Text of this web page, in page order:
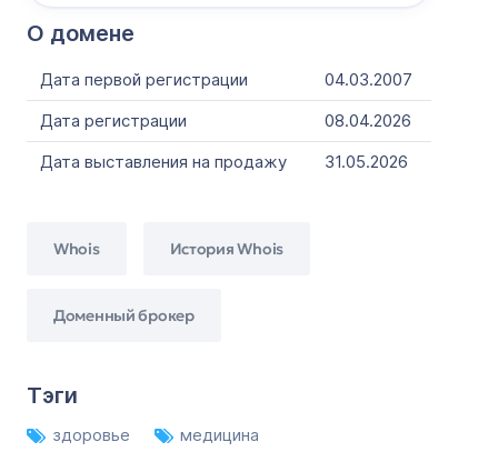
О домене
Дата первой регистрации
04.03.2007
Дата регистрации
08.04.2026
Дата выставления на продажу
31.05.2026
Whois История Whois
Доменный брокер
Тэги
здоровье медицина